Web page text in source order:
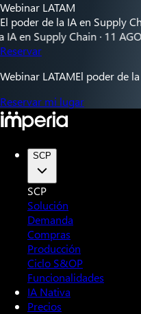
Webinar LATAM
El poder de la IA en Supply
Chain · 11 AGO
Reservar
Webinar LATAMEl poder de
Reservar mi lugar
SCP
SCP
Solución
Demanda
Compras
Producción
Ciclo S&OP
Funcionalidades
IA Nativa
Precios